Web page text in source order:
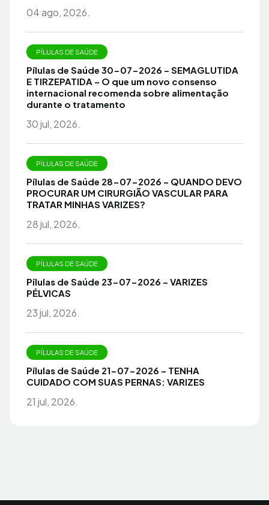
04 ago, 2026.
PÍLULAS DE SAÚDE
Pílulas de Saúde 30-07-2026 – SEMAGLUTIDA
E TIRZEPATIDA – O que um novo consenso
internacional recomenda sobre alimentação
durante o tratamento
30 jul, 2026.
PÍLULAS DE SAÚDE
Pílulas de Saúde 28-07-2026 – QUANDO DEVO
PROCURAR UM CIRURGIÃO VASCULAR PARA
TRATAR MINHAS VARIZES?
28 jul, 2026.
PÍLULAS DE SAÚDE
Pílulas de Saúde 23-07-2026 – VARIZES
PÉLVICAS
23 jul, 2026.
PÍLULAS DE SAÚDE
Pílulas de Saúde 21-07-2026 – TENHA
CUIDADO COM SUAS PERNAS: VARIZES
21 jul, 2026.